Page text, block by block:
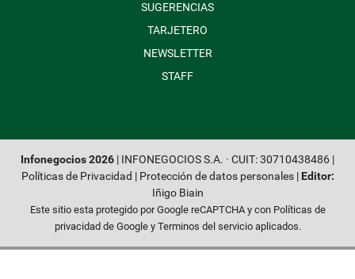
SUGERENCIAS
TARJETERO
NEWSLETTER
STAFF
Infonegocios 2026 | INFONEGOCIOS S.A. · CUIT: 30710438486 |
Políticas de Privacidad | Protección de datos personales| Editor:
Iñigo Biain
Este sitio esta protegido por Google reCAPTCHA y con Políticas de
privacidad de Googley Terminos del servicioaplicados.